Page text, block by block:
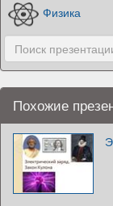
Физика
Похожие